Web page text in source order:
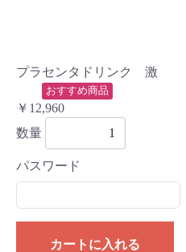
プラセンタドリンク 激
おすすめ商品
￥12,960
数量
パスワード
カートに入れる